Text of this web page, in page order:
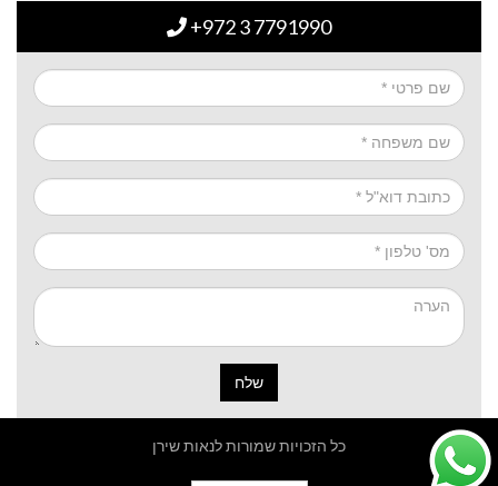
+972 3 7791990
שלח
כל הזכויות שמורות לנאות שירן